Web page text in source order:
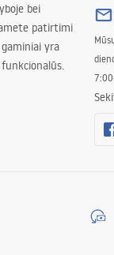
bei
patirtimi
yra